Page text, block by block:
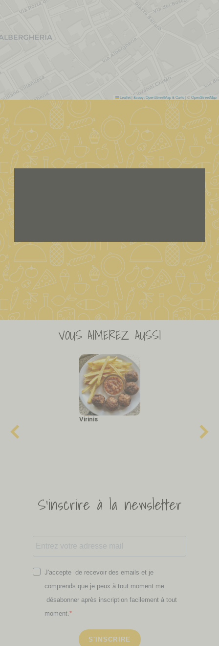
Leaflet| &copy; OpenStreetMap & Carto | ©OpenStreetMap
VOUS AIMEREZ AUSSI
Virinis
S'inscrire à la newsletter
J'accepte de recevoir des emails et je
comprends que je peux à tout moment me
désabonner après inscription facilement à tout
moment.
S'INSCRIRE